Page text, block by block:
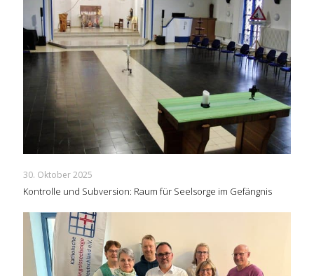
30. Oktober 2025
Kontrolle und Subversion: Raum für Seelsorge im Gefängnis